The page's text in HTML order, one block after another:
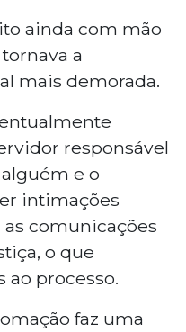
ainda com mão
a
mais demorada.
responsável
e o
intimações
comunicações
o que
ao processo.
faz uma